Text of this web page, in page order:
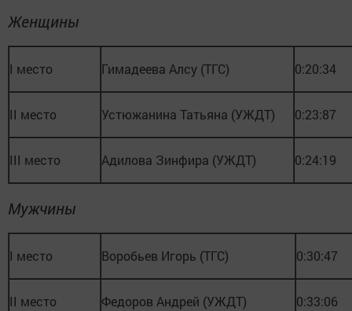
Женщины
I место Гимадеева Алсу (ТГС) 0:20:34
II место Устюжанина Татьяна (УЖДТ) 0:23:87
III место Адилова Зинфира (УЖДТ) 0:24:19
Мужчины
I место Воробьев Игорь (ТГС) 0:30:47
II место Федоров Андрей (УЖДТ) 0:33:06